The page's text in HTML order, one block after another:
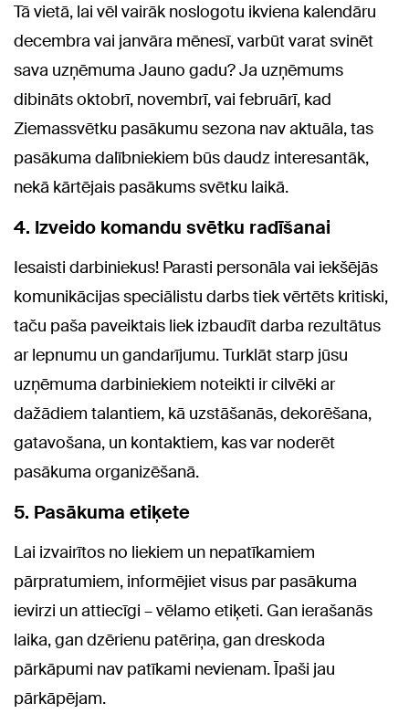
Tā vietā, lai vēl vairāk noslogotu ikviena kalendāru
decembra vai janvāra mēnesī, varbūt varat svinēt
sava uzņēmuma Jauno gadu? Ja uzņēmums
dibināts oktobrī, novembrī, vai februārī, kad
Ziemassvētku pasākumu sezona nav aktuāla, tas
pasākuma dalībniekiem būs daudz interesantāk,
nekā kārtējais pasākums svētku laikā.
4. Izveido komandu svētku radīšanai
Iesaisti darbiniekus! Parasti personāla vai iekšējās
komunikācijas speciālistu darbs tiek vērtēts kritiski,
taču paša paveiktais liek izbaudīt darba rezultātus
ar lepnumu un gandarījumu. Turklāt starp jūsu
uzņēmuma darbiniekiem noteikti ir cilvēki ar
dažādiem talantiem, kā uzstāšanās, dekorēšana,
gatavošana, un kontaktiem, kas var noderēt
pasākuma organizēšanā.
5. Pasākuma etiķete
Lai izvairītos no liekiem un nepatīkamiem
pārpratumiem, informējiet visus par pasākuma
ievirzi un attiecīgi – vēlamo etiķeti. Gan ierašanās
laika, gan dzērienu patēriņa, gan dreskoda
pārkāpumi nav patīkami nevienam. Īpaši jau
pārkāpējam.